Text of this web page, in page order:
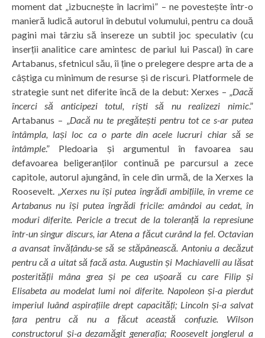
moment dat „izbucnește în lacrimi” – ne povestește într-o
manieră ludică autorul în debutul volumului, pentru ca două
pagini mai târziu să insereze un subtil joc speculativ (cu
inserții analitice care amintesc de pariul lui Pascal) în care
Artabanus, sfetnicul său, îi ține o prelegere despre arta de a
câștiga cu minimum de resurse și de riscuri. Platformele de
strategie sunt net diferite încă de la debut: Xerxes – „Dacă
încerci să anticipezi totul, riști să nu realizezi nimic.”
Artabanus – „Dacă nu te pregătești pentru tot ce s-ar putea
întâmpla, lași loc ca o parte din acele lucruri chiar să se
întâmple.” Pledoaria și argumentul în favoarea sau
defavoarea beligeranților continuă pe parcursul a zece
capitole, autorul ajungând, în cele din urmă, de la Xerxes la
Roosevelt. „Xerxes nu își putea îngrădi ambițiile, în vreme ce
Artabanus nu își putea îngrădi fricile: amândoi au cedat, în
moduri diferite. Pericle a trecut de la toleranță la represiune
într-un singur discurs, iar Atena a făcut curând la fel. Octavian
a avansat învățându-se să se stăpânească. Antoniu a decăzut
pentru că a uitat să facă asta. Augustin și Machiavelli au lăsat
posterității mâna grea și pe cea ușoară cu care Filip și
Elisabeta au modelat lumi noi diferite. Napoleon și-a pierdut
imperiul luând aspirațiile drept capacități; Lincoln și-a salvat
țara pentru că nu a făcut această confuzie. Wilson
constructorul și-a dezamăgit generația; Roosevelt jonglerul a